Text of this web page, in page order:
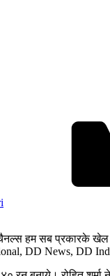
हम सब प्रकारके खेल
DD News,